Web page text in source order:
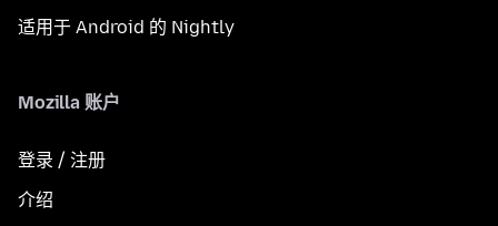
适用于 Android 的 Nightly
Mozilla 账户
登录 / 注册
介绍